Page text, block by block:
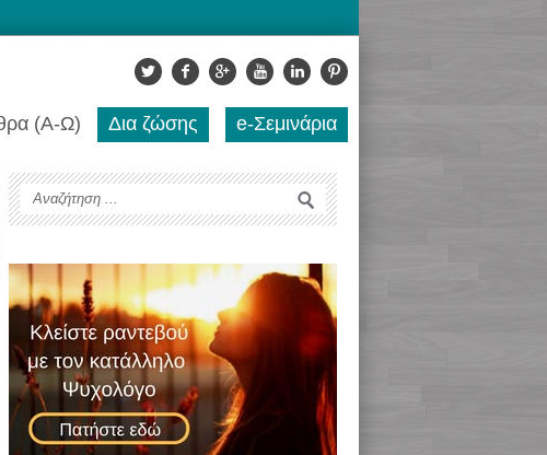
(Α-Ω) Δια ζώσης e-Σεμινάρια